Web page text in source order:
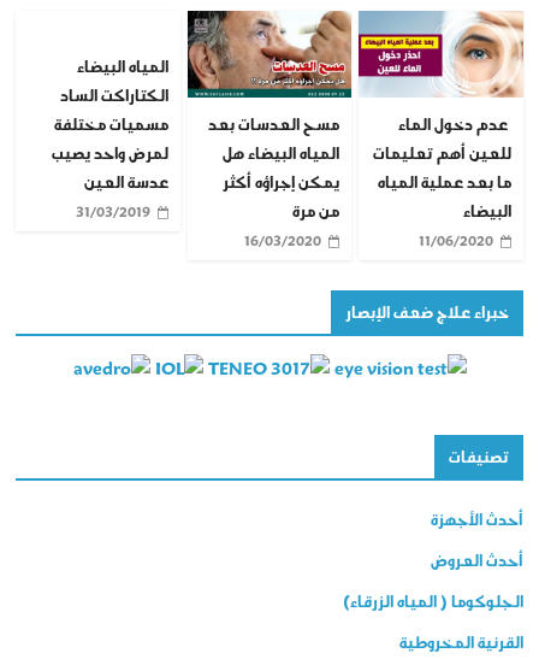
عدم دخول الماء
للعين أهم تعليمات
ما بعد عملية المياه
البيضاء
11/06/2020
مسح العدسات بعد
المياه البيضاء هل
يمكن إجراؤه أكثر
من مرة
16/03/2020
المياه البيضاء
الكتاراكت الساد
مسميات مختلفة
لمرض واحد يصيب
عدسة العين
31/03/2019
خبراء علاج ضعف الإبصار
تصنيفات
أحدث الأجهزة
أحدث العروض
الجلوكوما ( المياه الزرقاء)
القرنية المخروطية